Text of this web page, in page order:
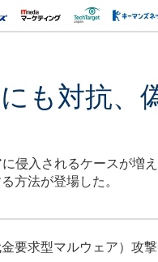
も対抗、
侵入されるケースが増
方法が登場した。
要求型マルウェア）攻撃